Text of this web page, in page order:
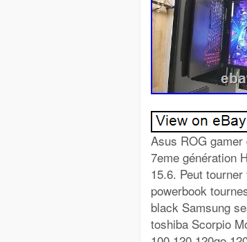
Asus ROG
7eme génération
15.6. Peut
powerbook
black Samsung
toshiba Scorpio